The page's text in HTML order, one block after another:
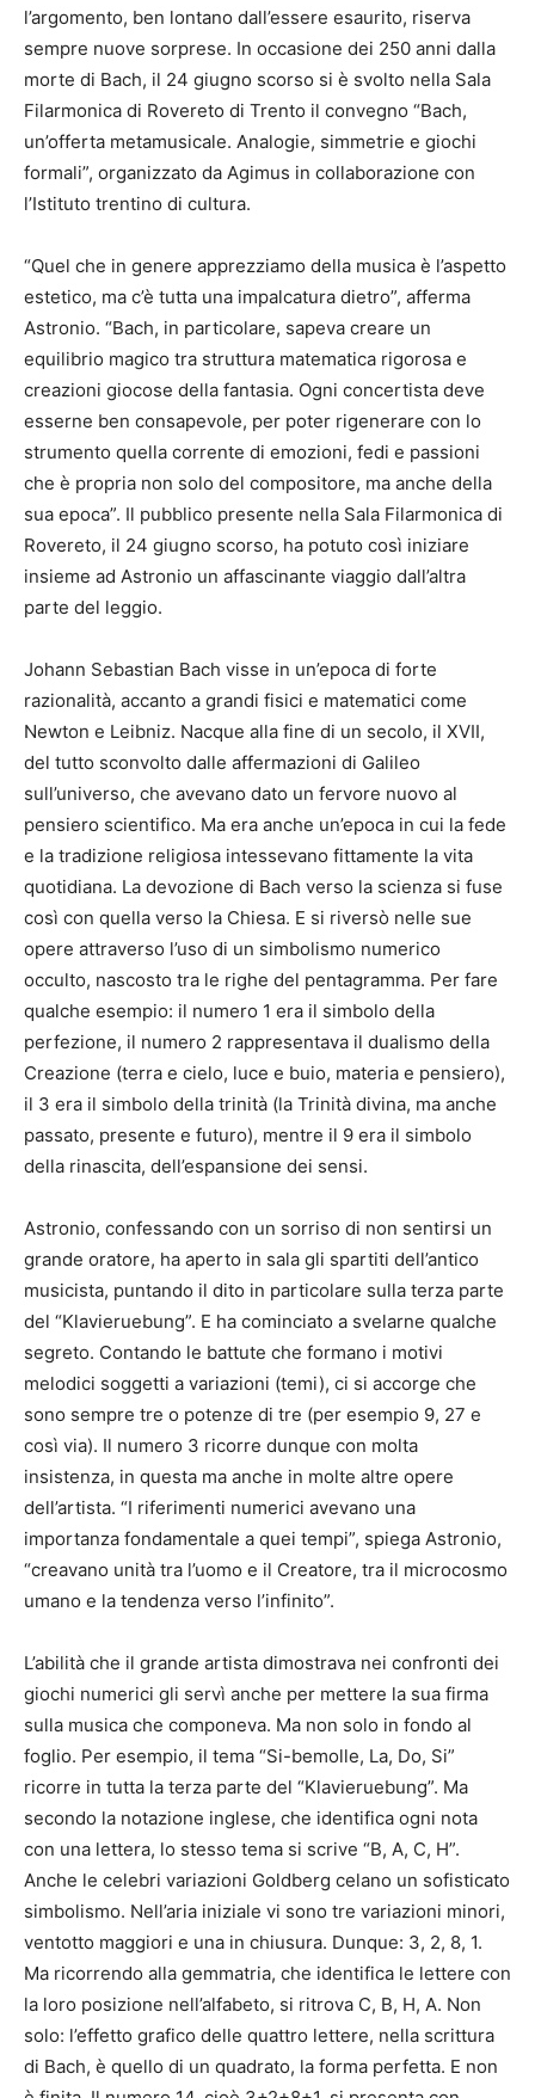
l’argomento, ben lontano dall’essere esaurito, riserva
sempre nuove sorprese. In occasione dei 250 anni dalla
morte di Bach, il 24 giugno scorso si è svolto nella Sala
Filarmonica di Rovereto di Trento il convegno “Bach,
un’offerta metamusicale. Analogie, simmetrie e giochi
formali”, organizzato da Agimus in collaborazione con
l’Istituto trentino di cultura.
“Quel che in genere apprezziamo della musica è l’aspetto
estetico, ma c’è tutta una impalcatura dietro”, afferma
Astronio. “Bach, in particolare, sapeva creare un
equilibrio magico tra struttura matematica rigorosa e
creazioni giocose della fantasia. Ogni concertista deve
esserne ben consapevole, per poter rigenerare con lo
strumento quella corrente di emozioni, fedi e passioni
che è propria non solo del compositore, ma anche della
sua epoca”. Il pubblico presente nella Sala Filarmonica di
Rovereto, il 24 giugno scorso, ha potuto così iniziare
insieme ad Astronio un affascinante viaggio dall’altra
parte del leggio.
Johann Sebastian Bach visse in un’epoca di forte
razionalità, accanto a grandi fisici e matematici come
Newton e Leibniz. Nacque alla fine di un secolo, il XVII,
del tutto sconvolto dalle affermazioni di Galileo
sull’universo, che avevano dato un fervore nuovo al
pensiero scientifico. Ma era anche un’epoca in cui la fede
e la tradizione religiosa intessevano fittamente la vita
quotidiana. La devozione di Bach verso la scienza si fuse
così con quella verso la Chiesa. E si riversò nelle sue
opere attraverso l’uso di un simbolismo numerico
occulto, nascosto tra le righe del pentagramma. Per fare
qualche esempio: il numero 1 era il simbolo della
perfezione, il numero 2 rappresentava il dualismo della
Creazione (terra e cielo, luce e buio, materia e pensiero),
il 3 era il simbolo della trinità (la Trinità divina, ma anche
passato, presente e futuro), mentre il 9 era il simbolo
della rinascita, dell’espansione dei sensi.
Astronio, confessando con un sorriso di non sentirsi un
grande oratore, ha aperto in sala gli spartiti dell’antico
musicista, puntando il dito in particolare sulla terza parte
del “Klavieruebung”. E ha cominciato a svelarne qualche
segreto. Contando le battute che formano i motivi
melodici soggetti a variazioni (temi), ci si accorge che
sono sempre tre o potenze di tre (per esempio 9, 27 e
così via). Il numero 3 ricorre dunque con molta
insistenza, in questa ma anche in molte altre opere
dell’artista. “I riferimenti numerici avevano una
importanza fondamentale a quei tempi”, spiega Astronio,
“creavano unità tra l’uomo e il Creatore, tra il microcosmo
umano e la tendenza verso l’infinito”.
L’abilità che il grande artista dimostrava nei confronti dei
giochi numerici gli servì anche per mettere la sua firma
sulla musica che componeva. Ma non solo in fondo al
foglio. Per esempio, il tema “Si-bemolle, La, Do, Si”
ricorre in tutta la terza parte del “Klavieruebung”. Ma
secondo la notazione inglese, che identifica ogni nota
con una lettera, lo stesso tema si scrive “B, A, C, H”.
Anche le celebri variazioni Goldberg celano un sofisticato
simbolismo. Nell’aria iniziale vi sono tre variazioni minori,
ventotto maggiori e una in chiusura. Dunque: 3, 2, 8, 1.
Ma ricorrendo alla gemmatria, che identifica le lettere con
la loro posizione nell’alfabeto, si ritrova C, B, H, A. Non
solo: l’effetto grafico delle quattro lettere, nella scrittura
di Bach, è quello di un quadrato, la forma perfetta. E non